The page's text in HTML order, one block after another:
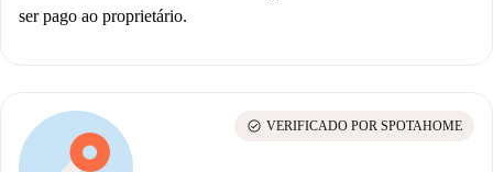
ser pago ao proprietário.
check_circle VERIFICADO POR SPOTAHOME